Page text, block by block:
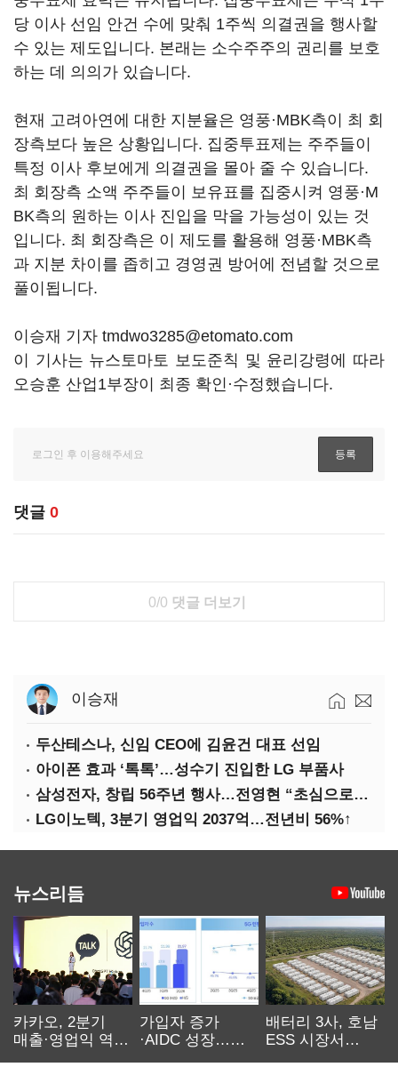
당 이사 선임 안건 수에 맞춰 1주씩 의결권을 행사할
수 있는 제도입니다. 본래는 소수주주의 권리를 보호
하는 데 의의가 있습니다.
현재 고려아연에 대한 지분율은 영풍·MBK측이 최 회
장측보다 높은 상황입니다. 집중투표제는 주주들이
특정 이사 후보에게 의결권을 몰아 줄 수 있습니다.
최 회장측 소액 주주들이 보유표를 집중시켜 영풍·M
BK측의 원하는 이사 진입을 막을 가능성이 있는 것
입니다. 최 회장측은 이 제도를 활용해 영풍·MBK측
과 지분 차이를 좁히고 경영권 방어에 전념할 것으로
풀이됩니다.
이승재 기자 tmdwo3285@etomato.com
이 기사는 뉴스토마토 보도준칙 및 윤리강령에 따라
오승훈 산업1부장이 최종 확인·수정했습니다.
댓글 0
0/0 댓글 더보기
이승재
두산테스나, 신임 CEO에 김윤건 대표 선임
아이폰 효과 ‘톡톡’…성수기 진입한 LG 부품사
삼성전자, 창립 56주년 행사…전영현 “초심으로 경쟁력 회복해야”
LG이노텍, 3분기 영업익 2037억…전년비 56%↑
뉴스리듬
카카오, 2분기
매출·영업익 역대
가입자 증가
·AIDC 성장…
배터리 3사, 호남
ESS 시장서